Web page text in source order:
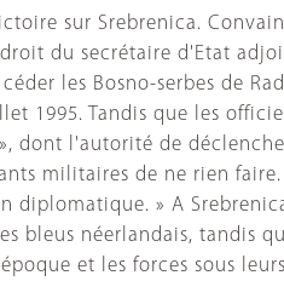
sur Srebrenica.
du secrétaire d'Etat
les Bosno-serbes de
1995. Tandis que les
l'autorité de
militaires de ne rien
» A
bleus néerlandais, tandis
et les forces sous